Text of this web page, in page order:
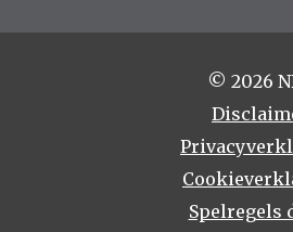
© 2026
Spelregels